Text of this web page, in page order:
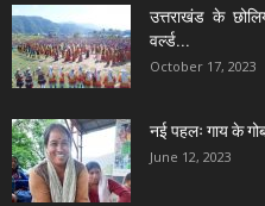
उत्तराखंड के
वर्ल्ड...
October 17, 2023
नई पहलः गाय के
June 12, 2023